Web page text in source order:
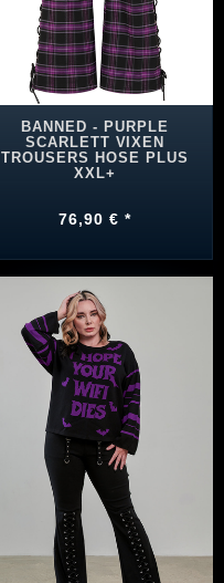
BANNED - PURPLE
SCARLETT VIXEN
TROUSERS HOSE PLUS
XXL+
76,90 € *